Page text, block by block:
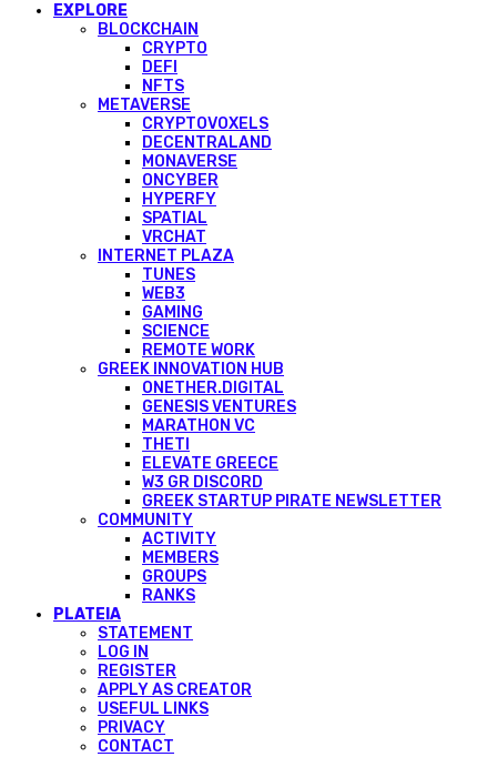
EXPLORE
BLOCKCHAIN
CRYPTO
DEFI
NFTS
METAVERSE
CRYPTOVOXELS
DECENTRALAND
MONAVERSE
ONCYBER
HYPERFY
SPATIAL
VRCHAT
INTERNET PLAZA
TUNES
WEB3
GAMING
SCIENCE
REMOTE WORK
GREEK INNOVATION HUB
ONETHER.DIGITAL
GENESIS VENTURES
MARATHON VC
THETI
ELEVATE GREECE
W3 GR DISCORD
GREEK STARTUP PIRATE NEWSLETTER
COMMUNITY
ACTIVITY
MEMBERS
GROUPS
RANKS
PLATEIA
STATEMENT
LOG IN
REGISTER
APPLY AS CREATOR
USEFUL LINKS
PRIVACY
CONTACT